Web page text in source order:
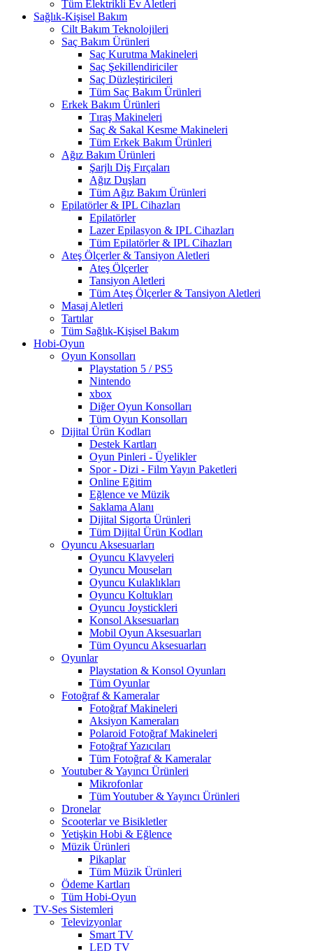
Tüm Elektrikli Ev Aletleri
Sağlık-Kişisel Bakım
Cilt Bakım Teknolojileri
Saç Bakım Ürünleri
Saç Kurutma Makineleri
Saç Şekillendiriciler
Saç Düzleştiricileri
Tüm Saç Bakım Ürünleri
Erkek Bakım Ürünleri
Tıraş Makineleri
Saç & Sakal Kesme Makineleri
Tüm Erkek Bakım Ürünleri
Ağız Bakım Ürünleri
Şarjlı Diş Fırçaları
Ağız Duşları
Tüm Ağız Bakım Ürünleri
Epilatörler & IPL Cihazları
Epilatörler
Lazer Epilasyon & IPL Cihazları
Tüm Epilatörler & IPL Cihazları
Ateş Ölçerler & Tansiyon Aletleri
Ateş Ölçerler
Tansiyon Aletleri
Tüm Ateş Ölçerler & Tansiyon Aletleri
Masaj Aletleri
Tartılar
Tüm Sağlık-Kişisel Bakım
Hobi-Oyun
Oyun Konsolları
Playstation 5 / PS5
Nintendo
xbox
Diğer Oyun Konsolları
Tüm Oyun Konsolları
Dijital Ürün Kodları
Destek Kartları
Oyun Pinleri - Üyelikler
Spor - Dizi - Film Yayın Paketleri
Online Eğitim
Eğlence ve Müzik
Saklama Alanı
Dijital Sigorta Ürünleri
Tüm Dijital Ürün Kodları
Oyuncu Aksesuarları
Oyuncu Klavyeleri
Oyuncu Mouseları
Oyuncu Kulaklıkları
Oyuncu Koltukları
Oyuncu Joystickleri
Konsol Aksesuarları
Mobil Oyun Aksesuarları
Tüm Oyuncu Aksesuarları
Oyunlar
Playstation & Konsol Oyunları
Tüm Oyunlar
Fotoğraf & Kameralar
Fotoğraf Makineleri
Aksiyon Kameraları
Polaroid Fotoğraf Makineleri
Fotoğraf Yazıcıları
Tüm Fotoğraf & Kameralar
Youtuber & Yayıncı Ürünleri
Mikrofonlar
Tüm Youtuber & Yayıncı Ürünleri
Dronelar
Scooterlar ve Bisikletler
Yetişkin Hobi & Eğlence
Müzik Ürünleri
Pikaplar
Tüm Müzik Ürünleri
Ödeme Kartları
Tüm Hobi-Oyun
TV-Ses Sistemleri
Televizyonlar
Smart TV
LED TV